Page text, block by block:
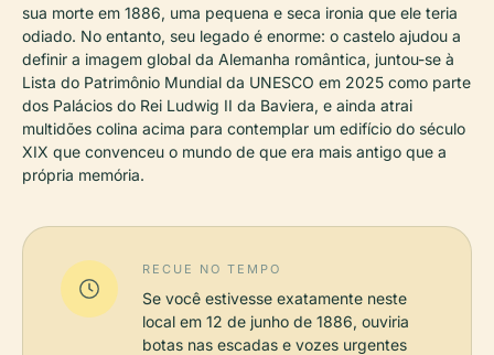
sua morte em 1886, uma pequena e seca ironia que ele teria
odiado. No entanto, seu legado é enorme: o castelo ajudou a
definir a imagem global da Alemanha romântica, juntou-se à
Lista do Patrimônio Mundial da UNESCO em 2025 como parte
dos Palácios do Rei Ludwig II da Baviera, e ainda atrai
multidões colina acima para contemplar um edifício do século
XIX que convenceu o mundo de que era mais antigo que a
própria memória.
RECUE NO TEMPO
Se você estivesse exatamente neste
local em 12 de junho de 1886, ouviria
botas nas escadas e vozes urgentes